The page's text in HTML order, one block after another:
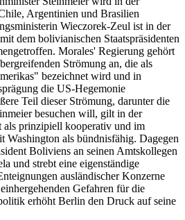
Argentinien und Brasilien
Wieczorek-Zeul ist in der
dem bolivianischen Staatspräsidenten
Morales' Regierung gehört
Strömung an, die als
bezeichnet wird und in
die US-Hegemonie
Teil dieser Strömung, darunter die
besuchen will, gilt in der
als prinzipiell kooperativ und im
Washington als bündnisfähig. Dagegen
Boliviens an seinen Amtskollegen
und strebt eine eigenständige
ausländischer Konzerne
Gefahren für die
erhöht Berlin den Druck auf seine